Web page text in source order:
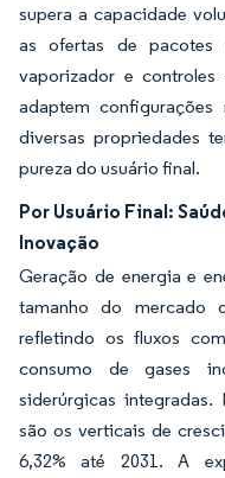
supera a capacidade
as ofertas de
vaporizador e
adaptem configurações
diversas propriedades
pureza do usuário final.
Por Usuário Final:
Inovação
Geração de energia e
tamanho do mercado
refletindo os fluxos
consumo de gases
siderúrgicas
são os verticais de
6,32% até 2031. A